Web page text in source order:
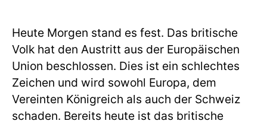
Heute Morgen stand es fest. Das britische
Volk hat den Austritt aus der Europäischen
Union beschlossen. Dies ist ein schlechtes
Zeichen und wird sowohl Europa, dem
Vereinten Königreich als auch der Schweiz
schaden. Bereits heute ist das britische